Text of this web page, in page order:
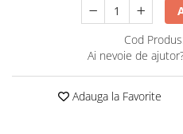
Cod
Ai nevoie de
Adauga la Favorite